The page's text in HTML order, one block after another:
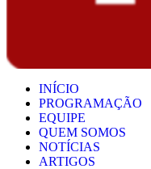
INÍCIO
PROGRAMAÇÃO
EQUIPE
QUEM SOMOS
NOTÍCIAS
ARTIGOS